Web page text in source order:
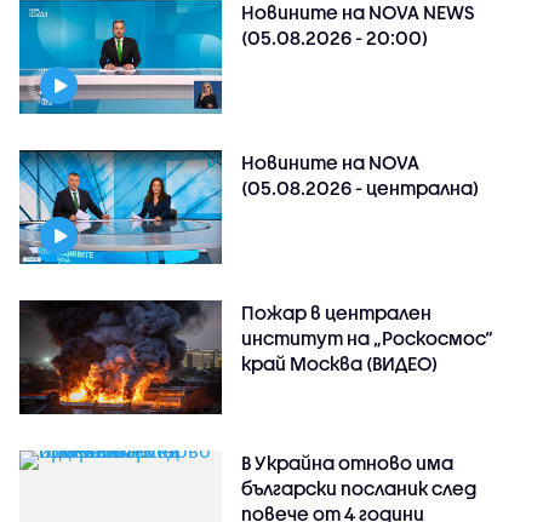
Новините на NOVA NEWS
(05.08.2026 - 20:00)
Новините на NOVA
(05.08.2026 - централна)
Пожар в централен
институт на „Роскосмос“
край Москва (ВИДЕО)
В Украйна отново има
български посланик след
повече от 4 години